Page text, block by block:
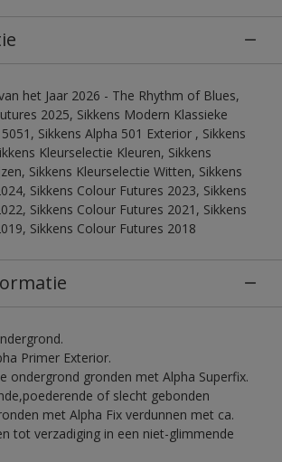
het Jaar 2026 - The Rhythm of Blues,
2025, Sikkens Modern Klassieke
Sikkens Alpha 501 Exterior , Sikkens
Kleurselectie Kleuren, Sikkens
Sikkens Kleurselectie Witten, Sikkens
Sikkens Colour Futures 2023, Sikkens
Sikkens Colour Futures 2021, Sikkens
Sikkens Colour Futures 2018
Primer Exterior.
ondergrond gronden met Alpha Superfix.
of slecht gebonden
met Alpha Fix verdunnen met ca.
tot verzadiging in een niet-glimmende